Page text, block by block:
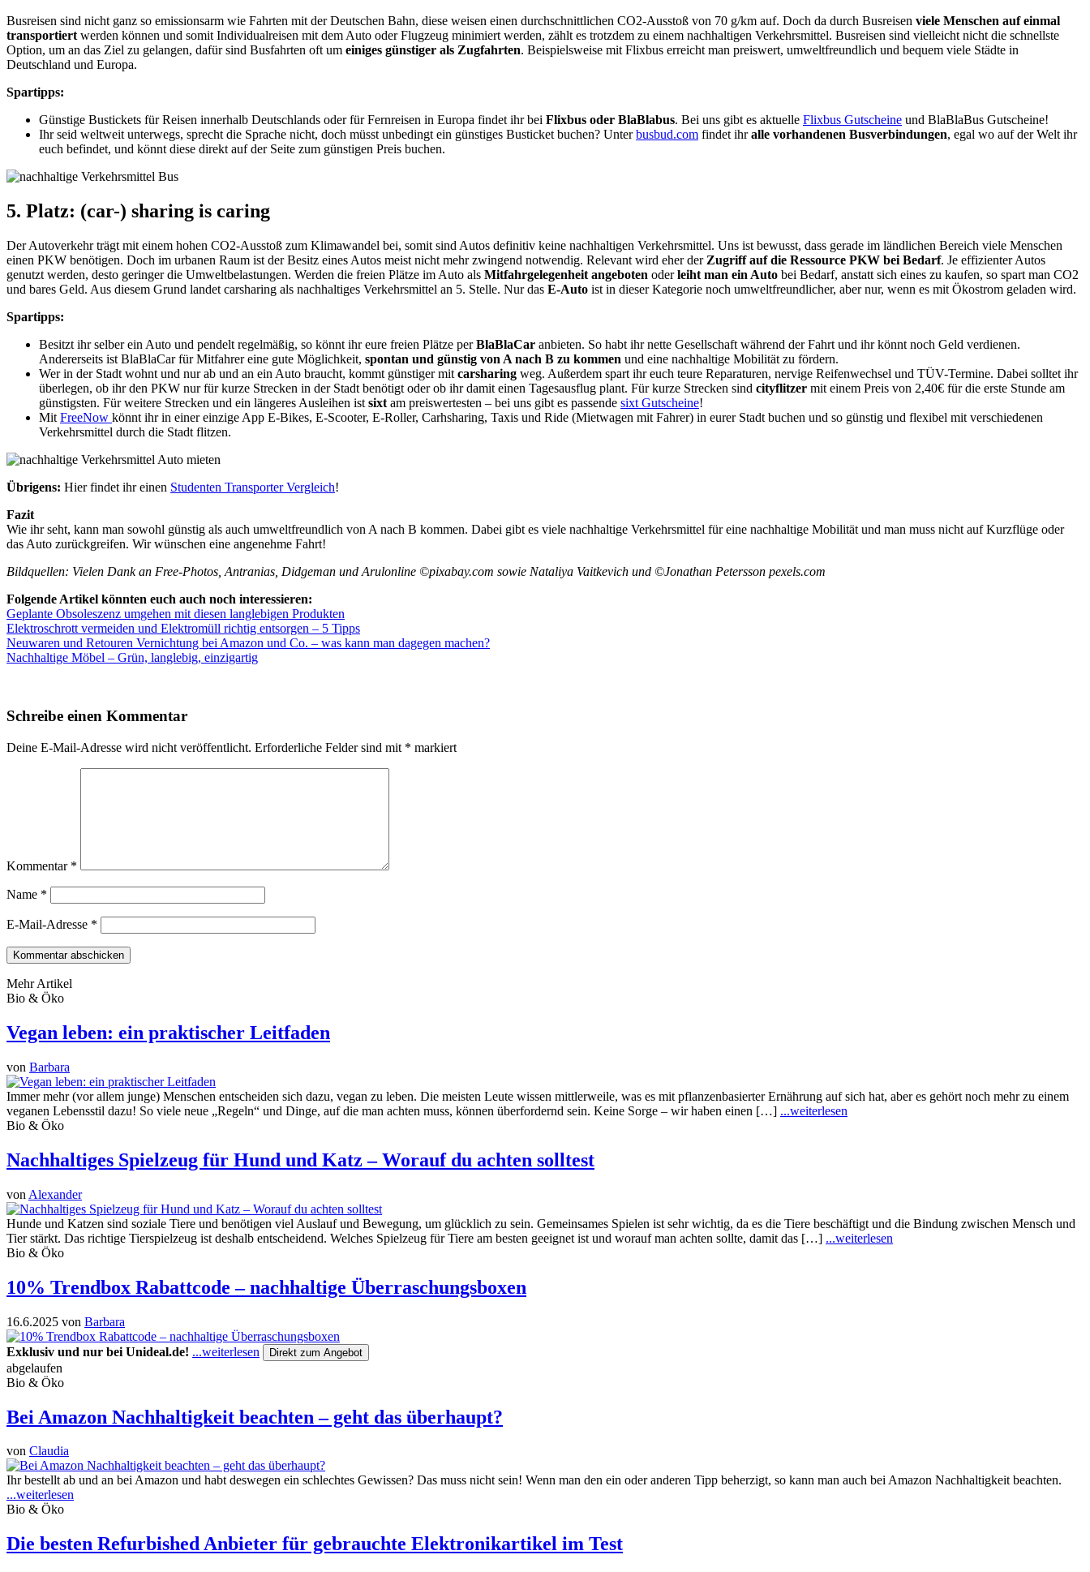
Busreisen sind nicht ganz so emissionsarm wie Fahrten mit der Deutschen Bahn, diese weisen einen durchschnittlichen CO2-Ausstoß von 70 g/km auf. Doch da durch Busreisen viele Menschen auf einmal
transportiert werden können und somit Individualreisen mit dem Auto oder Flugzeug minimiert werden, zählt es trotzdem zu einem nachhaltigen Verkehrsmittel. Busreisen sind vielleicht nicht die schnellste
Option, um an das Ziel zu gelangen, dafür sind Busfahrten oft um einiges günstiger als Zugfahrten. Beispielsweise mit Flixbus erreicht man preiswert, umweltfreundlich und bequem viele Städte in
Deutschland und Europa.
Spartipps:
Günstige Bustickets für Reisen innerhalb Deutschlands oder für Fernreisen in Europa findet ihr bei Flixbus oder BlaBlabus. Bei uns gibt es aktuelle Flixbus Gutscheine und BlaBlaBus Gutscheine!
Ihr seid weltweit unterwegs, sprecht die Sprache nicht, doch müsst unbedingt ein günstiges Busticket buchen? Unterbusbud.com findet ihralle vorhandenen Busverbindungen, egal wo auf der Welt ihr
euch befindet, und könnt diese direkt auf der Seite zum günstigen Preis buchen.
5. Platz: (car-) sharing is caring
Der Autoverkehr trägt mit einem hohen CO2-Ausstoß zum Klimawandel bei, somit sind Autos definitiv keine nachhaltigen Verkehrsmittel. Uns ist bewusst, dass gerade im ländlichen Bereich viele Menschen
einen PKW benötigen. Doch im urbanen Raum ist der Besitz eines Autos meist nicht mehr zwingend notwendig. Relevant wird eher der Zugriff auf die Ressource PKW bei Bedarf. Je effizienter Autos
genutzt werden, desto geringer die Umweltbelastungen. Werden die freien Plätze im Auto als Mitfahrgelegenheit angeboten oderleiht man ein Auto bei Bedarf, anstatt sich eines zu kaufen, so spart man CO2
und bares Geld. Aus diesem Grund landet carsharing als nachhaltiges Verkehrsmittel an 5. Stelle. Nur das E-Auto ist in dieser Kategorie noch umweltfreundlicher, aber nur, wenn es mit Ökostrom geladen wird.
Spartipps:
Besitzt ihr selber ein Auto und pendelt regelmäßig, so könnt ihr eure freien Plätze perBlaBlaCar anbieten. So habt ihr nette Gesellschaft während der Fahrt und ihr könnt noch Geld verdienen.
Andererseits ist BlaBlaCar für Mitfahrer eine gute Möglichkeit, spontan und günstig von A nach B zu kommen und eine nachhaltige Mobilität zu fördern.
Wer in der Stadt wohnt und nur ab und an ein Auto braucht, kommt günstiger mit carsharing weg. Außerdem spart ihr euch teure Reparaturen, nervige Reifenwechsel und TÜV-Termine. Dabei solltet ihr
überlegen, ob ihr den PKW nur für kurze Strecken in der Stadt benötigt oder ob ihr damit einen Tagesausflug plant. Für kurze Strecken sind cityflitzer mit einem Preis von 2,40€ für die erste Stunde am
günstigsten. Für weitere Strecken und ein längeres Ausleihen ist sixt am preiswertesten – bei uns gibt es passende sixt Gutscheine!
Mit FreeNow könnt ihr in einer einzige App E-Bikes, E-Scooter, E-Roller, Carhsharing, Taxis und Ride (Mietwagen mit Fahrer) in eurer Stadt buchen und so günstig und flexibel mit verschiedenen
Verkehrsmittel durch die Stadt flitzen.
Übrigens: Hier findet ihr einen Studenten Transporter Vergleich!
Fazit
Wie ihr seht, kann man sowohl günstig als auch umweltfreundlich von A nach B kommen. Dabei gibt es viele nachhaltige Verkehrsmittel für eine nachhaltige Mobilität und man muss nicht auf Kurzflüge oder
das Auto zurückgreifen. Wir wünschen eine angenehme Fahrt!
Bildquellen: Vielen Dank an Free-Photos, Antranias, Didgeman und Arulonline ©pixabay.com sowie Nataliya Vaitkevich und ©Jonathan Petersson pexels.com
Folgende Artikel könnten euch auch noch interessieren:
Geplante Obsoleszenz umgehen mit diesen langlebigen Produkten
Elektroschrott vermeiden und Elektromüll richtig entsorgen – 5 Tipps
Neuwaren und Retouren Vernichtung bei Amazon und Co. – was kann man dagegen machen?
Nachhaltige Möbel – Grün, langlebig, einzigartig
Schreibe einen Kommentar
Deine E-Mail-Adresse wird nicht veröffentlicht. Erforderliche Felder sind mit * markiert
Kommentar *
Name *
E-Mail-Adresse *
Mehr Artikel
Bio & Öko
Vegan leben: ein praktischer Leitfaden
von Barbara
Immer mehr (vor allem junge) Menschen entscheiden sich dazu, vegan zu leben. Die meisten Leute wissen mittlerweile, was es mit pflanzenbasierter Ernährung auf sich hat, aber es gehört noch mehr zu einem
veganen Lebensstil dazu! So viele neue „Regeln“ und Dinge, auf die man achten muss, können überfordernd sein. Keine Sorge – wir haben einen […] ...weiterlesen
Bio & Öko
Nachhaltiges Spielzeug für Hund und Katz – Worauf du achten solltest
von Alexander
Hunde und Katzen sind soziale Tiere und benötigen viel Auslauf und Bewegung, um glücklich zu sein. Gemeinsames Spielen ist sehr wichtig, da es die Tiere beschäftigt und die Bindung zwischen Mensch und
Tier stärkt. Das richtige Tierspielzeug ist deshalb entscheidend. Welches Spielzeug für Tiere am besten geeignet ist und worauf man achten sollte, damit das […] ...weiterlesen
Bio & Öko
10% Trendbox Rabattcode – nachhaltige Überraschungsboxen
16.6.2025 von Barbara
Exklusiv und nur bei Unideal.de! ...weiterlesen Direkt zum Angebot
abgelaufen
Bio & Öko
Bei Amazon Nachhaltigkeit beachten – geht das überhaupt?
von Claudia
Ihr bestellt ab und an bei Amazon und habt deswegen ein schlechtes Gewissen? Das muss nicht sein! Wenn man den ein oder anderen Tipp beherzigt, so kann man auch bei Amazon Nachhaltigkeit beachten.
...weiterlesen
Bio & Öko
Die besten Refurbished Anbieter für gebrauchte Elektronikartikel im Test